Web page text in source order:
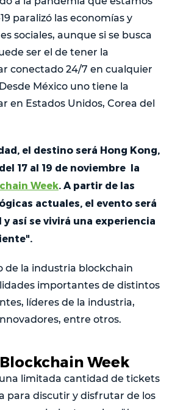
paralizó las economías y
sociales, aunque si se busca
ser el de tener la
conectado 24/7 en cualquier
México uno tiene la
en Estados Unidos, Corea del
el destino será Hong Kong,
17 al 19 de noviembre la
Week. A partir de las
actuales, el evento será
así se vivirá una experiencia
de la industria blockchain
importantes de distintos
líderes de la industria,
entre otros.
Week
limitada cantidad de tickets
para discutir y disfrutar de los